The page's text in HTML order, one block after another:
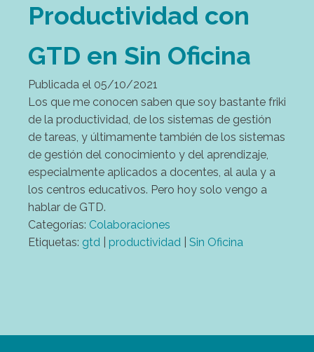
Productividad con
GTD en Sin Oficina
Publicada el 05/10/2021
Los que me conocen saben que soy bastante friki
de la productividad, de los sistemas de gestión
de tareas, y últimamente también de los sistemas
de gestión del conocimiento y del aprendizaje,
especialmente aplicados a docentes, al aula y a
los centros educativos. Pero hoy solo vengo a
hablar de GTD.
Categorías: Colaboraciones
Etiquetas: gtd productividad Sin Oficina